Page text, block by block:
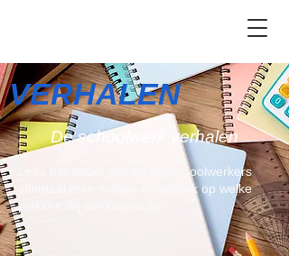
VERHALEN
De schoolwerk verhalen
Lees hieronder wat wij als schoolwerkers
allemaal mee maken en ontdek op welke
plekken wij werkzaam zijn.